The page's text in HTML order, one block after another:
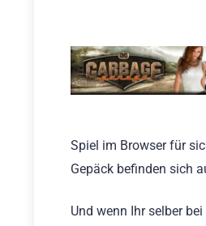
Spiel im Browser für
Gepäck befinden sich
Und wenn Ihr selber